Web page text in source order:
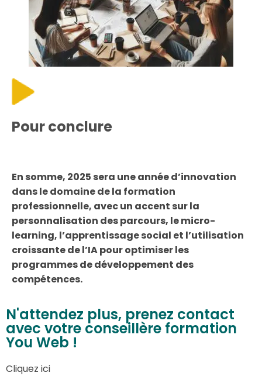
Pour conclure
En somme, 2025 sera une année d’innovation
dans le domaine de la formation
professionnelle, avec un accent sur la
personnalisation des parcours, le micro-
learning, l’apprentissage social et l’utilisation
croissante de l’IA pour optimiser les
programmes de développement des
compétences.
N'attendez plus, prenez contact
avec votre conseillère formation
You Web !
Cliquez ici